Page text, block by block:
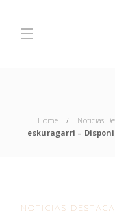
Home Noticias
eskuragarri –
NOTICIAS